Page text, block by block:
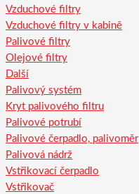
Vzduchové filtry
Vzduchové filtry v kabině
Palivové filtry
Olejové filtry
Další
Palivový systém
Kryt palivového filtru
Palivové potrubí
Palivové čerpadlo, palivoměr
Palivová nádrž
Vstřikovací čerpadlo
Vstřikovač